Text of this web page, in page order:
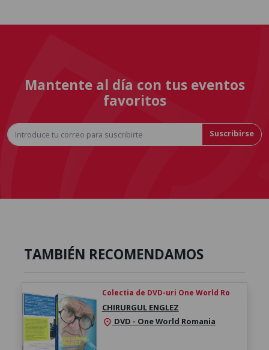
Mantente al día con tus eventos
favoritos
Suscribirse
TAMBIÉN RECOMENDAMOS
Colectia de DVD-uri One World Ro
CHIRURGUL ENGLEZ
location_on DVD - One World Romania